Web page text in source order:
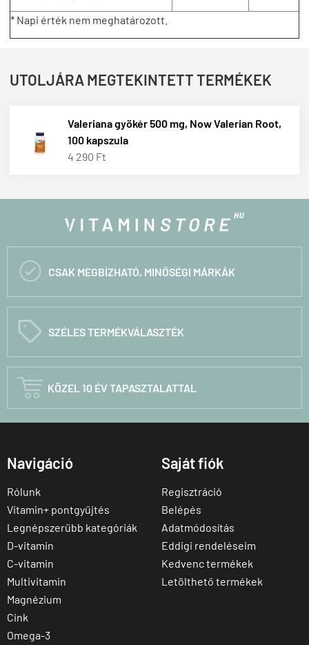
* Napi érték nem meghatározott.
UTOLJÁRA MEGTEKINTETT TERMÉKEK
Valeriana gyökér 500 mg, Now Valerian Root,
100 kapszula
4 290 Ft
 CSAK MEGBÍZHATÓ, MINŐSÉGI MÁRKÁK
C SZÉLES TERMÉKVÁLASZTÉK
 KÖZEL 10 ÉV TAPASZTALATTAL
Navigáció
Rólunk
Vitamin+ pontgyűjtés
Legnépszerűbb kategóriák
D-vitamin
C-vitamin
Multivitamin
Magnézium
Cink
Omega-3
Saját fiók
Regisztráció
Belépés
Adatmódosítás
Eddigi rendeléseim
Kedvenc termékek
Letölthető termékek